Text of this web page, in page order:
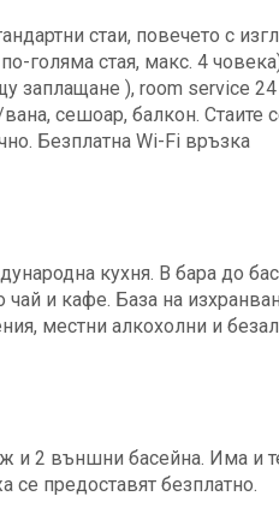
стаи, повечето с
голяма стая, макс. 4
заплащане ), room service
сешоар, балкон. Стаите
Безплатна Wi-Fi връзка
кухня. В бара до
чай и кафе. База на
местни алкохолни и
и 2 външни басейна. Има и
се предоставят безплатно.